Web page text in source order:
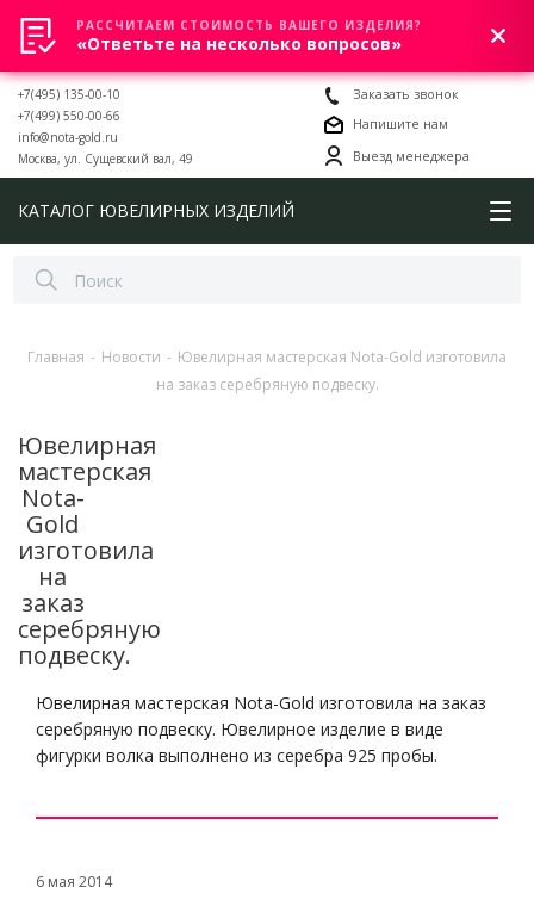
0
+7(495) 135-00-10
+7(499) 550-00-66
info@nota-gold.ru
Москва, ул. Сущевский вал, 49
Заказать звонок
Напишите нам
Выезд менеджера
КАТАЛОГ ЮВЕЛИРНЫХ ИЗДЕЛИЙ
Главная - Новости - Ювелирная мастерская Nota-Gold изготовила
на заказ серебряную подвеску.
Ювелирная
мастерская
Nota-
Gold
изготовила
на
заказ
серебряную
подвеску.
Ювелирная мастерская Nota-Gold изготовила на заказ
серебряную подвеску. Ювелирное изделие в виде
фигурки волка выполнено из серебра 925 пробы.
6 мая 2014
РАССЧИТАЕМ СТОИМОСТЬ ВАШЕГО ИЗДЕЛИЯ?
«Ответьте на несколько вопросов»